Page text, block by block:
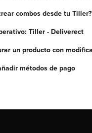
combos desde tu Tiller?
Tiller - Deliverect
métodos de pago